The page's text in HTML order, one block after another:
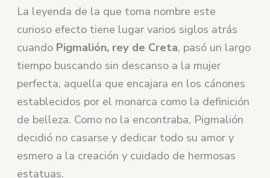
La leyenda de la que toma nombre este
curioso efecto tiene lugar varios siglos atrás
cuando Pigmalión, rey de Creta, pasó un largo
tiempo buscando sin descanso a la mujer
perfecta, aquella que encajara en los cánones
establecidos por el monarca como la definición
de belleza. Como no la encontraba, Pigmalión
decidió no casarse y dedicar todo su amor y
esmero a la creación y cuidado de hermosas
estatuas.